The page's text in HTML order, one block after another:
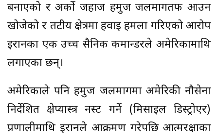
बनाएको र अर्को जहाज हर्मुज जलमार्गतर्फ आउन
खोजेको र तटीय क्षेत्रमा हवाई हमला गरिएको आरोप
इरानका एक उच्च सैनिक कमान्डरले अमेरिकामाथि
लगाएका छन्।
अमेरिकाले पनि हर्मुज जलमार्गमा अमेरिकी नौसेना
निर्देशित क्षेप्यास्त्र नस्ट गर्ने (मिसाइल डिस्ट्रोएर)
प्रणालीमाथि इरानले आक्रमण गरेपछि आत्मरक्षाका